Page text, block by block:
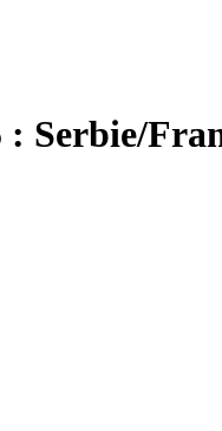
Serbie/